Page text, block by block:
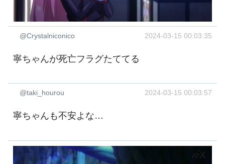
@Crystalniconico 2024-03-15 00:03:35
寧ちゃんが死亡フラグたててる
@taki_hourou 2024-03-15 00:03:57
寧ちゃんも不安よな…